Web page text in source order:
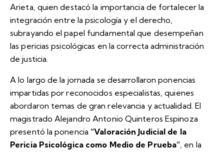
Arieta, quien destacó la importancia de fortalecer la
integración entre la psicología y el derecho,
subrayando el papel fundamental que desempeñan
las pericias psicológicas en la correcta administración
de justicia.
A lo largo de la jornada se desarrollaron ponencias
impartidas por reconocidos especialistas, quienes
abordaron temas de gran relevancia y actualidad. El
magistrado Alejandro Antonio Quinteros Espinoza
presentó la ponencia “Valoración Judicial de la
Pericia Psicológica como Medio de Prueba”, en la